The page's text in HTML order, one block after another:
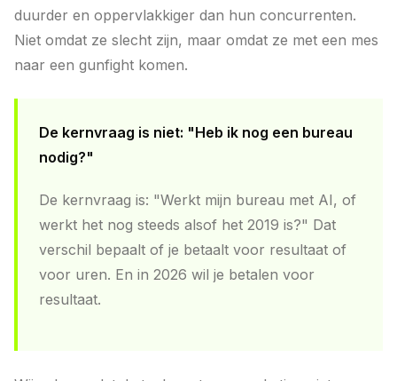
duurder en oppervlakkiger dan hun concurrenten.
Niet omdat ze slecht zijn, maar omdat ze met een mes
naar een gunfight komen.
De kernvraag is niet: "Heb ik nog een bureau
nodig?"
De kernvraag is: "Werkt mijn bureau met AI, of
werkt het nog steeds alsof het 2019 is?" Dat
verschil bepaalt of je betaalt voor resultaat of
voor uren. En in 2026 wil je betalen voor
resultaat.